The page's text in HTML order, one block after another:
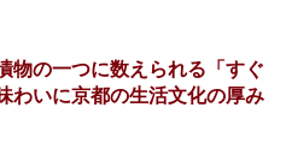
物の一つに数えられる「すぐ
わいに京都の生活文化の厚み